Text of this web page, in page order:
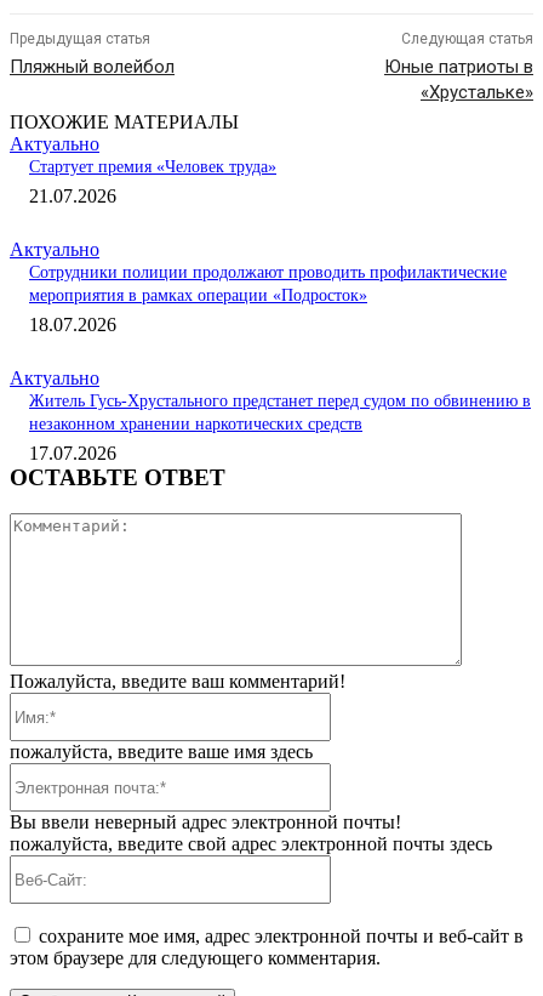
Предыдущая статья
Пляжный волейбол
Следующая статья
Юные патриоты в
«Хрустальке»
ПОХОЖИЕ МАТЕРИАЛЫ
Актуально
Стартует премия «Человек труда»
21.07.2026
Актуально
Сотрудники полиции продолжают проводить профилактические
мероприятия в рамках операции «Подросток»
18.07.2026
Актуально
Житель Гусь-Хрустального предстанет перед судом по обвинению в
незаконном хранении наркотических средств
17.07.2026
ОСТАВЬТЕ ОТВЕТ
Пожалуйста, введите ваш комментарий!
пожалуйста, введите ваше имя здесь
Вы ввели неверный адрес электронной почты!
пожалуйста, введите свой адрес электронной почты здесь
сохраните мое имя, адрес электронной почты и веб-сайт в
этом браузере для следующего комментария.